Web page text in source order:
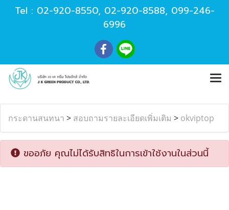
Tel : 02-920-8550, 02-920-8588, 099-246-
6996
กระดานสนทนา > สอบถามรายละเอียดเพิ่มเติม > okviptop
ขออภัย คุณไม่ได้รับสิทธิในการเข้าใช้งานในส่วนนี้